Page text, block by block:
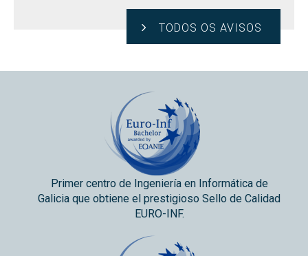
TODOS OS AVISOS
Primer centro de Ingeniería en Informática de
Galicia que obtiene el prestigioso Sello de Calidad
EURO-INF.